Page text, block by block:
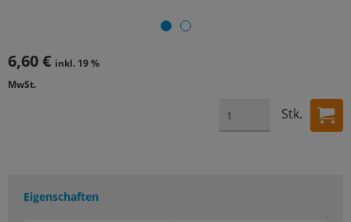
6,60 € inkl. 19 %
MwSt.
Stk.
Eigenschaften